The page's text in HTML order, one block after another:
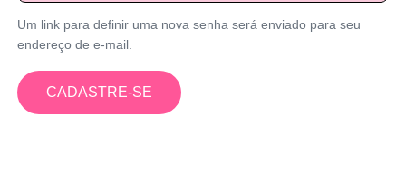
Um link para definir uma nova senha será enviado para seu
endereço de e-mail.
CADASTRE-SE